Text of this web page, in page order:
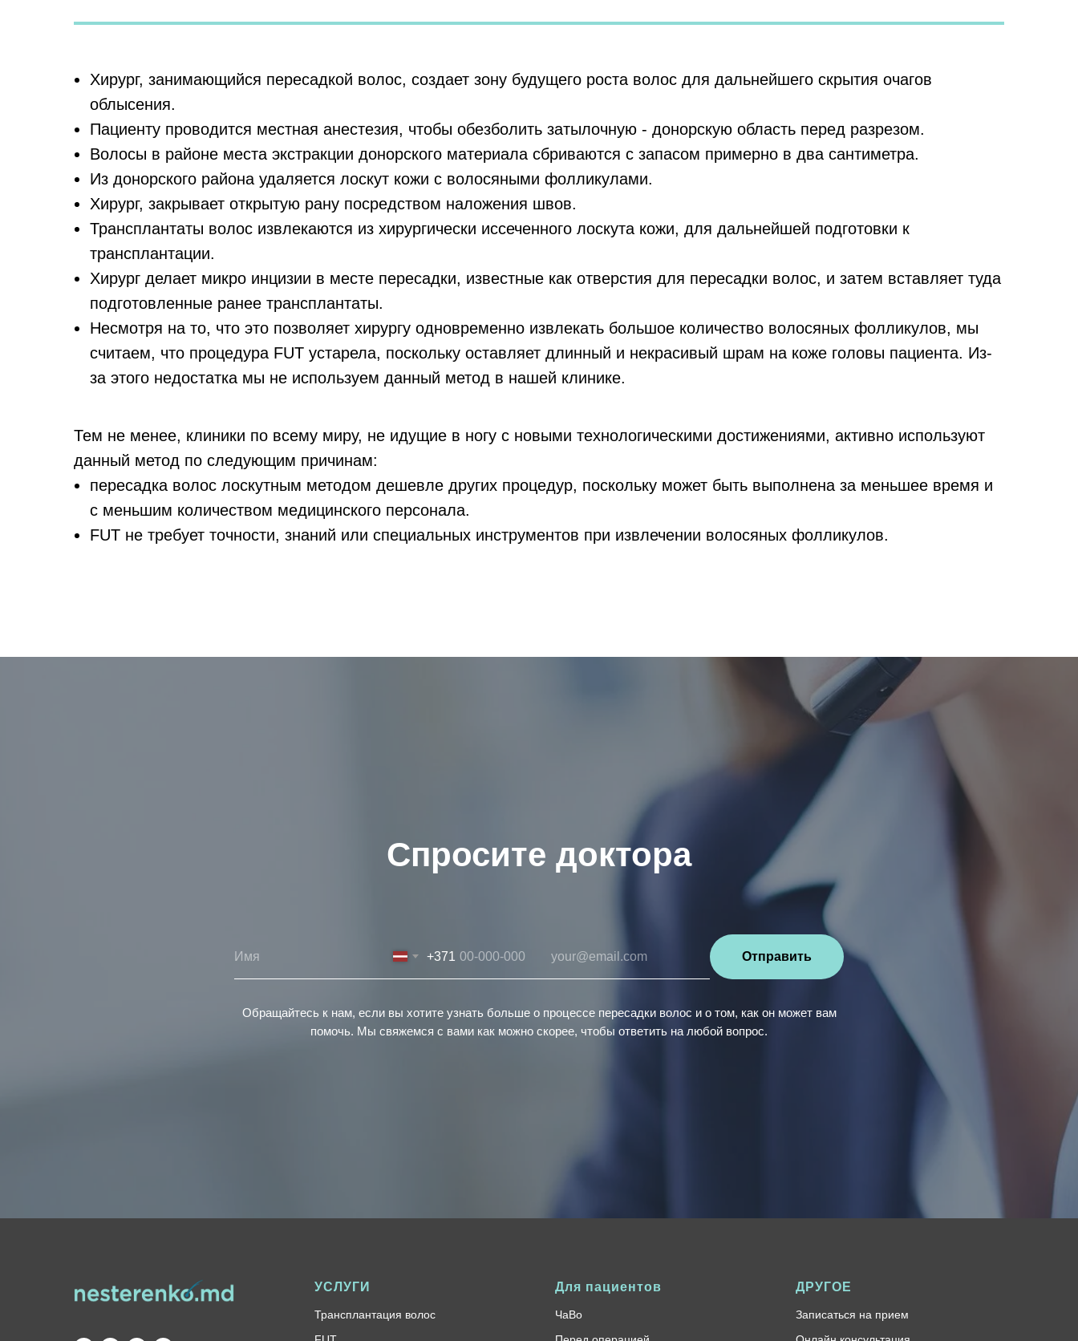
Хирург, занимающийся пересадкой волос, создает зону будущего роста волос для дальнейшего скрытия очагов
облысения.
Пациенту проводится местная анестезия, чтобы обезболить затылочную - донорскую область перед разрезом.
Волосы в районе места экстракции донорского материала сбриваются с запасом примерно в два сантиметра.
Из донорского района удаляется лоскут кожи с волосяными фолликулами.
Хирург, закрывает открытую рану посредством наложения швов.
Трансплантаты волос извлекаются из хирургически иссеченного лоскута кожи, для дальнейшей подготовки к
трансплантации.
Хирург делает микро инцизии в месте пересадки, известные как отверстия для пересадки волос, и затем вставляет туда
подготовленные ранее трансплантаты.
Несмотря на то, что это позволяет хирургу одновременно извлекать большое количество волосяных фолликулов, мы
считаем, что процедура FUT устарела, поскольку оставляет длинный и некрасивый шрам на коже головы пациента. Из-
за этого недостатка мы не используем данный метод в нашей клинике.
Тем не менее, клиники по всему миру, не идущие в ногу с новыми технологическими достижениями, активно используют
данный метод по следующим причинам:
пересадка волос лоскутным методом дешевле других процедур, поскольку может быть выполнена за меньшее время и
с меньшим количеством медицинского персонала.
FUT не требует точности, знаний или специальных инструментов при извлечении волосяных фолликулов.
Спросите доктора
+371 Отправить
Обращайтесь к нам, если вы хотите узнать больше о процессе пересадки волос и о том, как он может вам
помочь. Мы свяжемся с вами как можно скорее, чтобы ответить на любой вопрос.
УСЛУГИ
Трансплантация волос
Для пациентов
ЧаВо
ДРУГОЕ
Записаться на прием